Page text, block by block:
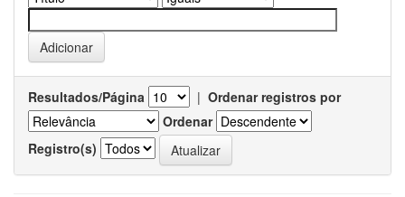
Resultados/Página | Ordenar registros por
Ordenar
Registro(s)